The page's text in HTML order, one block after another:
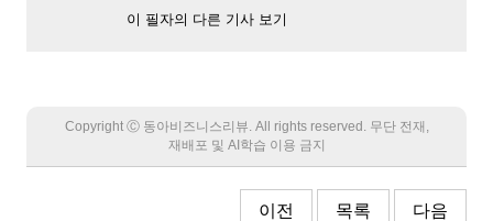
이 필자의 다른 기사 보기
Copyright Ⓒ 동아비즈니스리뷰. All rights reserved. 무단 전재,
재배포 및 AI학습 이용 금지
이전 목록 다음